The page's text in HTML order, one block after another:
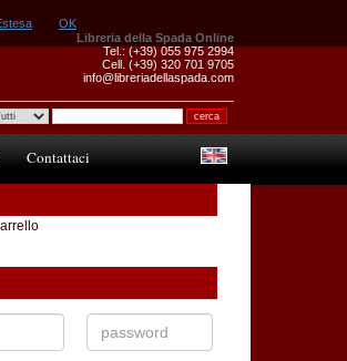
Libreria della Spada Online
Tel.: (+39) 055 975 2994
Cell. (+39) 320 701 9705
info@libreriadellaspada.com
Contattaci
OK